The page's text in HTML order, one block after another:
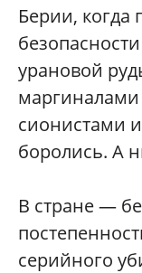
Берии, когда
урановой
сионистами
боролись. А
В стране —
серийного